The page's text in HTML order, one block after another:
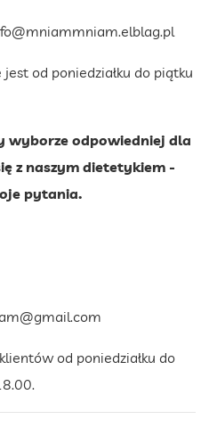
od poniedziałku do piątku
wyborze odpowiedniej dla
z naszym dietetykiem -
pytania.
od poniedziałku do